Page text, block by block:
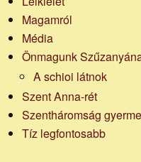
Magamról
Média
Önmagunk
A schioi látnok
Szent Anna-rét
Szentháromság
Tíz legfontosabb